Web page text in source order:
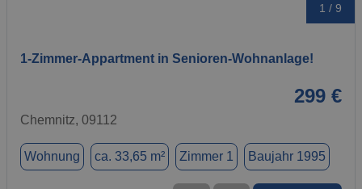
1 / 9
1-Zimmer-Appartment in Senioren-Wohnanlage!
299 €
Chemnitz, 09112
Wohnung ca. 33,65 m² Zimmer 1 Baujahr 1995